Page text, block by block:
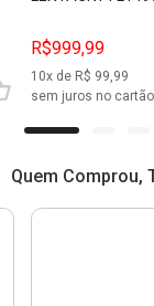
R$999,99
10x de R$ 99,99
sem juros no cartão
Quem Comprou,